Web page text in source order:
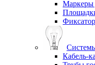
Маркеры
Кабель-